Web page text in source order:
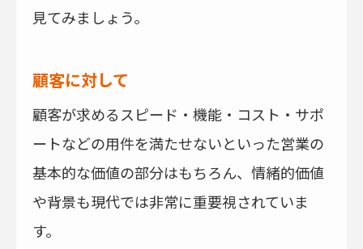
見てみましょう。
顧客に対して
顧客が求めるスピード・機能・コスト・サポ
ートなどの用件を満たせないといった営業の
基本的な価値の部分はもちろん、情緒的価値
や背景も現代では非常に重要視されていま
す。